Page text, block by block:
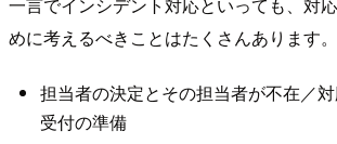
めに考えるべきことはたくさんあります。
担当者の決定とその担当者が不在／
受付の準備